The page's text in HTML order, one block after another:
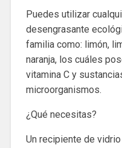
Puedes utilizar
desengrasante
familia como: limón,
naranja, los cuáles
vitamina C y
microorganismos.
¿Qué necesitas?
Un recipiente de